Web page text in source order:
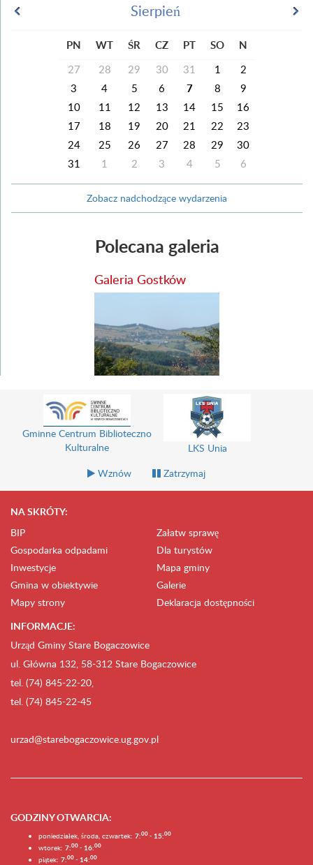
Sierpień
PN WT ŚR CZ PT SO N
27 28 29 30 31 1
2
3
4 5 6 7 8
9
10
11 12 13 14 15
16
17
18 19 20 21 22
23
24
25 26 27 28 29
30
31
1 2 3 4 5 6
Zobacz nadchodzące wydarzenia
Polecana galeria
Galeria Gostków
Gminne Centrum Biblioteczno
Kulturalne
LKS Unia
Wznów
Zatrzymaj
NA SKRÓTY:
BIP
Załatw sprawę
Gospodarka odpadami
Dla turystów
Inwestycje
Mapa gminy
Gmina w obiektywie
Galerie
Mapy strony
Deklaracja dostępności
INFORMACJE:
Urząd Gminy Stare Bogaczowice
ul. Główna 132, 58-312 Stare Bogaczowice
tel. (74) 845-22-20,
tel. (74) 845-22-45
urzad@starebogaczowice.ug.gov.pl
GODZINY OTWARCIA:
poniedziałek, środa, czwartek: 7:00 - 15:00
wtorek: 7:00 - 16:00
piątek: 7:00 - 14:00